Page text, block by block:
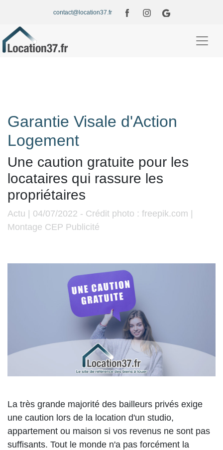
contact@location37.fr
Garantie Visale d'Action
Logement
Une caution gratuite pour les
locataires qui rassure les
propriétaires
Actu | 04/07/2022 - Crédit photo : freepik.com |
Montage CEP Publicité
La très grande majorité des bailleurs privés exige
une caution lors de la location d'un studio,
appartement ou maison si vos revenus ne sont pas
suffisants. Tout le monde n'a pas forcément la